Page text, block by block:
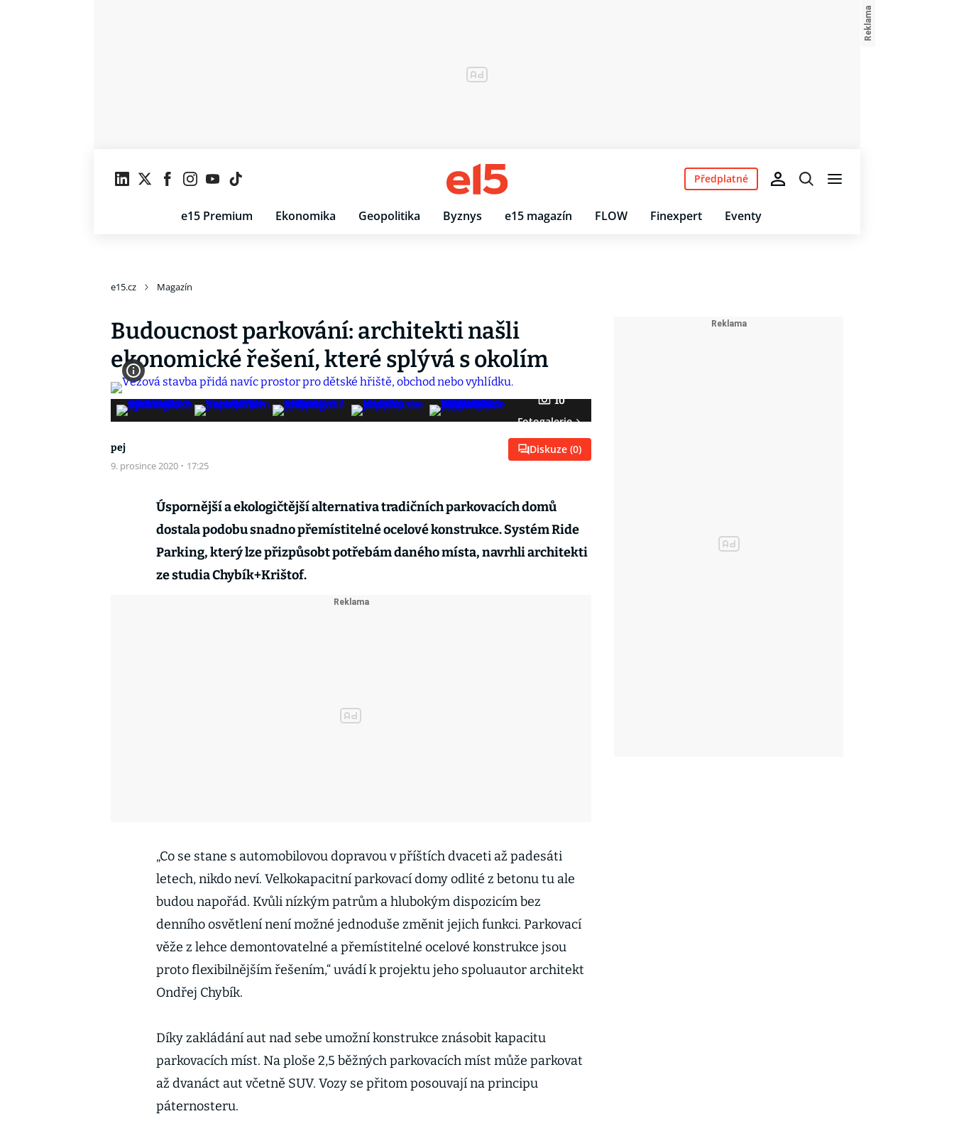
e15 Premium Ekonomika Geopolitika Byznys e15 magazín FLOW Finexpert Eventy
Předplatné
e15.cz Magazín
Budoucnost parkování: architekti našli
ekonomické řešení, které splývá s okolím
10
Fotogalerie
pej
9. prosince 2020 · 17:25
Diskuze (0)
Úspornější a ekologičtější alternativa tradičních parkovacích domů
dostala podobu snadno přemístitelné ocelové konstrukce. Systém Ride
Parking, který lze přizpůsobt potřebám daného místa, navrhli architekti
ze studia Chybík+Krištof.
„Co se stane s automobilovou dopravou v příštích dvaceti až padesáti
letech, nikdo neví. Velkokapacitní parkovací domy odlité z betonu tu ale
budou napořád. Kvůli nízkým patrům a hlubokým dispozicím bez
denního osvětlení není možné jednoduše změnit jejich funkci. Parkovací
věže z lehce demontovatelné a přemístitelné ocelové konstrukce jsou
proto flexibilnějším řešením,“ uvádí k projektu jeho spoluautor architekt
Ondřej Chybík.
Díky zakládání aut nad sebe umožní konstrukce znásobit kapacitu
parkovacích míst. Na ploše 2,5 běžných parkovacích míst může parkovat
až dvanáct aut včetně SUV. Vozy se přitom posouvají na principu
páternosteru.